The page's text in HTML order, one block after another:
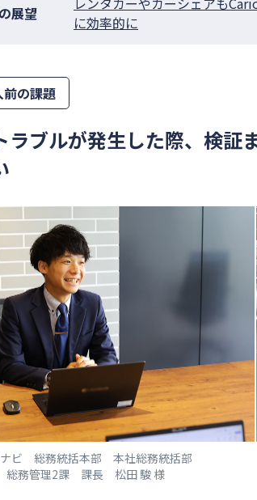
展望
に効率的に
前の課題
ラブルが発生した際、検証
ナビ 総務統括本部 本社総務統括部
総務管理2課 課長 松田 駿 様